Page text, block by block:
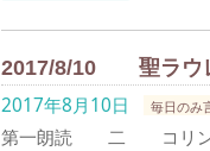
2017/8/10 聖ラウレ
2017年8月10日 毎日のみ
第一朗読 二 コリント